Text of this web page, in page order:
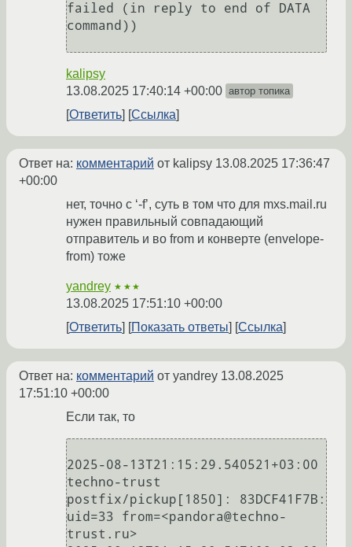
failed (in reply to end of DATA
command))
kalipsy
13.08.2025 17:40:14 +00:00 автор топика
Ответить Ссылка
Ответ на: комментарий от kalipsy 13.08.2025 17:36:47
+00:00
нет, точно с ‘-f’, суть в том что для mxs.mail.ru
нужен правильный совпадающий
отправитель и во from и конверте (envelope-
from) тоже
yandrey ★★★
13.08.2025 17:51:10 +00:00
Ответить
Показать ответы Ссылка
Ответ на: комментарий от yandrey 13.08.2025
17:51:10 +00:00
Если так, то
2025-08-13T21:15:29.540521+03:00
techno-trust
postfix/pickup[1850]: 83DCF41F7B:
uid=33 from=<pandora@techno-
trust.ru>